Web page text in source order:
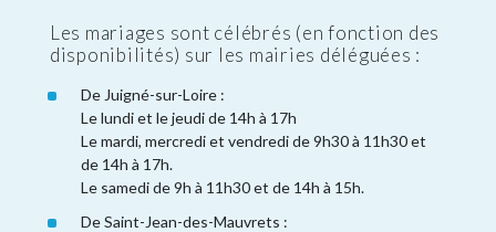
Les mariages sont célébrés (en fonction des
disponibilités) sur les mairies déléguées :
De Juigné-sur-Loire :
Le lundi et le jeudi de 14h à 17h
Le mardi, mercredi et vendredi de 9h30 à 11h30 et
de 14h à 17h.
Le samedi de 9h à 11h30 et de 14h à 15h.
De Saint-Jean-des-Mauvrets :